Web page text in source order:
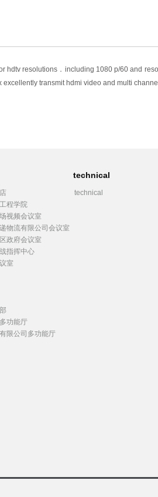
resolutions．including 1080 p/60 and
transmit hdmi video and multi
程学院
视频会议室
物流有限公司会议室
政府会议室
指挥中心
室
功能厅
限公司多功能厅
technical
technical